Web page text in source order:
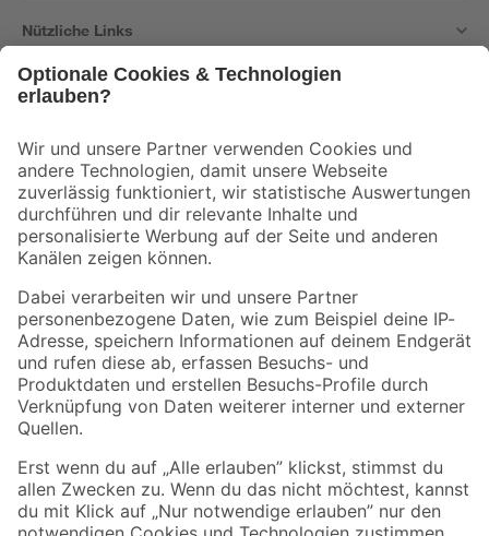
Nützliche Links
Der toom Newsletter: Keine Angebote und Aktionen mehr verpassen!
Zur Newsletter Anmeldung
Folge uns
Zahlungsarten Versandarten
Sicher einkaufen
Jetzt die toom-App herunterladen